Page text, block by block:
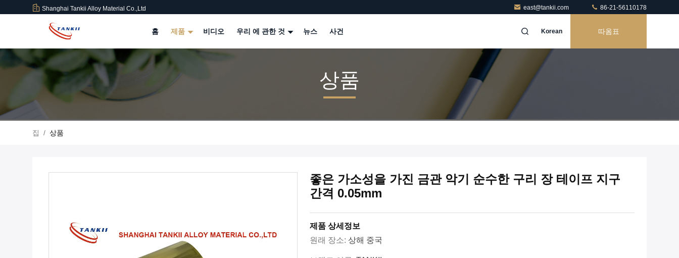
Shanghai Tankii Alloy Material Co.,Ltd east@tankii.com 86-21-56110178
홈 제품 비디오 우리 에 관한 것 뉴스 사건 Korean 따옴표
상품
집 / 상품
좋은 가소성을 가진 금관 악기 순수한 구리 장 테이프 지구
간격 0.05mm
제품 상세정보
원래 장소: 상해 중국